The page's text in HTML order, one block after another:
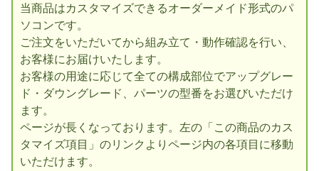
当商品はカスタマイズできるオーダーメイド形式のパ
ソコンです。
ご注文をいただいてから組み立て・動作確認を行い、
お客様にお届けいたします。
お客様の用途に応じて全ての構成部位でアップグレー
ド・ダウングレード、パーツの型番をお選びいただけ
ます。
ページが長くなっております。左の「この商品のカス
タマイズ項目」のリンクよりページ内の各項目に移動
いただけます。